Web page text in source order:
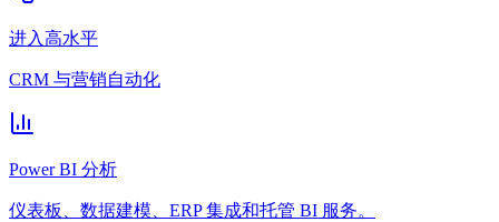
进入高水平
CRM 与营销自动化
Power BI 分析
仪表板、数据建模、ERP 集成和托管 BI 服务。